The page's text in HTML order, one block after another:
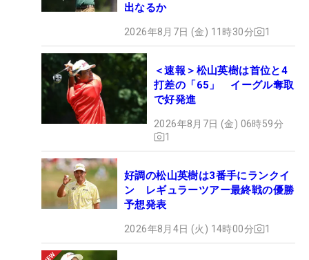
出なるか
2026年8月7日 (金) 11時30分 1
＜速報＞松山英樹は首位と4
打差の「65」 イーグル奪取
で好発進
2026年8月7日 (金) 06時59分
1
好調の松山英樹は3番手にランクイ
ン レギュラーツアー最終戦の優勝
予想発表
2026年8月4日 (火) 14時00分 1